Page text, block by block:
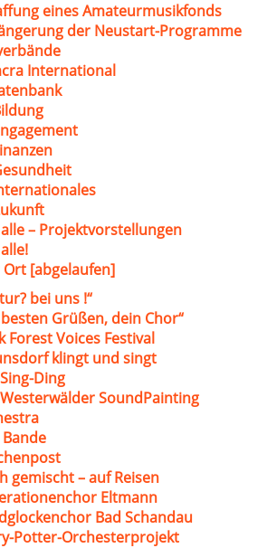
eines Amateurmusikfonds
der Neustart-Programme
International
– Projektvorstellungen
[abgelaufen]
bei uns !“
Grüßen, dein Chor“
Forest Voices Festival
klingt und singt
Ding
SoundPainting
gemischt – auf Reisen
Eltmann
Bad Schandau
Potter-Orchesterprojekt